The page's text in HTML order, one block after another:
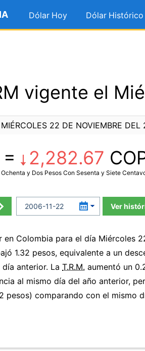
Dólar Hoy Dólar Histórico
vigente el
22 DE NOVIEMBRE DEL
2,282.67
y Dos Pesos Con Sesenta y Siete
Ver
en Colombia para el día Miércoles
1.32 pesos, equivalente a un
anterior. La T.R.M. aumentó un
al mismo día del año anterior,
pesos) comparando con el mismo